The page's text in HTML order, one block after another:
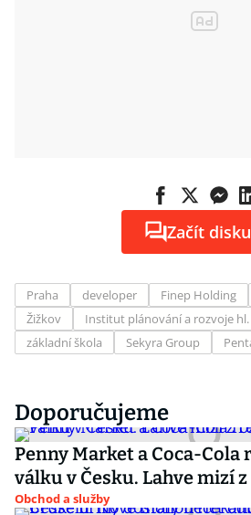
Začít
Praha developer Finep Holding
Žižkov
Institut plánování a rozvoje
základní škola
Sekyra Group
Doporučujeme
Penny Market a Coca-
válku v Česku. Lahve mizí
Obchod a služby